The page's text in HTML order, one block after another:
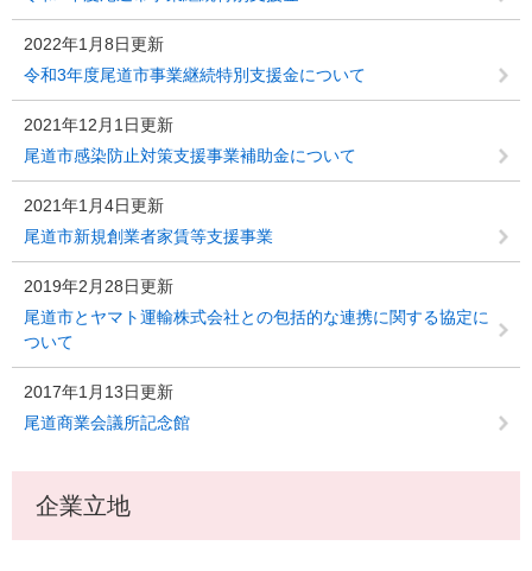
2022年1月8日更新
令和3年度尾道市事業継続特別支援金について
2021年12月1日更新
尾道市感染防止対策支援事業補助金について
2021年1月4日更新
尾道市新規創業者家賃等支援事業
2019年2月28日更新
尾道市とヤマト運輸株式会社との包括的な連携に関する協定に
ついて
2017年1月13日更新
尾道商業会議所記念館
企業立地